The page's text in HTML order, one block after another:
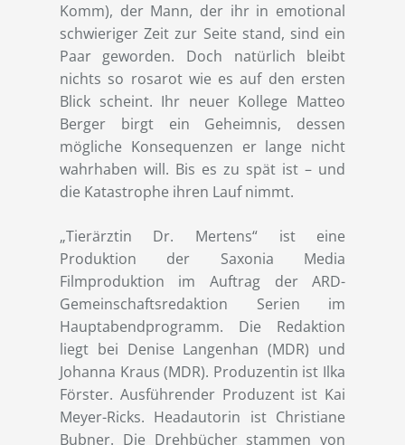
Komm), der Mann, der ihr in emotional
schwieriger Zeit zur Seite stand, sind ein
Paar geworden. Doch natürlich bleibt
nichts so rosarot wie es auf den ersten
Blick scheint. Ihr neuer Kollege Matteo
Berger birgt ein Geheimnis, dessen
mögliche Konsequenzen er lange nicht
wahrhaben will. Bis es zu spät ist – und
die Katastrophe ihren Lauf nimmt.
„Tierärztin Dr. Mertens“ ist eine
Produktion der Saxonia Media
Filmproduktion im Auftrag der ARD-
Gemeinschaftsredaktion Serien im
Hauptabendprogramm. Die Redaktion
liegt bei Denise Langenhan (MDR) und
Johanna Kraus (MDR). Produzentin ist Ilka
Förster. Ausführender Produzent ist Kai
Meyer-Ricks. Headautorin ist Christiane
Bubner. Die Drehbücher stammen von